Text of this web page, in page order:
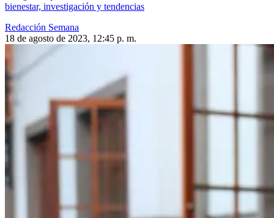
bienestar, investigación y tendencias
Redacción Semana
18 de agosto de 2023, 12:45 p. m.